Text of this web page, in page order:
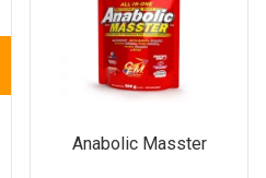
Anabolic Masster